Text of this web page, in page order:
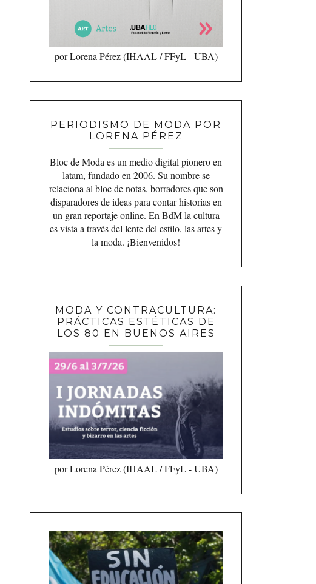
por Lorena Pérez (IHAAL / FFyL - UBA)
PERIODISMO DE MODA POR
LORENA PÉREZ
Bloc de Moda es un medio digital pionero en
latam, fundado en 2006. Su nombre se
relaciona al bloc de notas, borradores que son
disparadores de ideas para contar historias en
un gran reportaje online. En BdM la cultura
es vista a través del lente del estilo, las artes y
la moda. ¡Bienvenidos!
MODA Y CONTRACULTURA:
PRÁCTICAS ESTÉTICAS DE
LOS 80 EN BUENOS AIRES
por Lorena Pérez (IHAAL / FFyL - UBA)